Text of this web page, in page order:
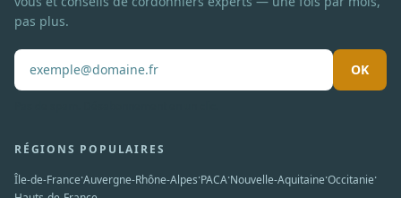
pas plus.
OK
RÉGIONS POPULAIRES
Île-de-France·Auvergne-Rhône-Alpes·PACA·Nouvelle-Aquitaine·Occitanie·